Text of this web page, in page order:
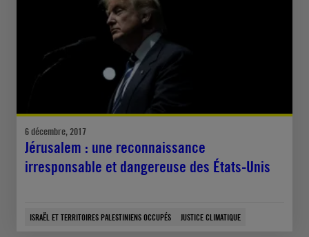
6 décembre, 2017
Jérusalem : une reconnaissance
irresponsable et dangereuse des États-Unis
ISRAËL ET TERRITOIRES PALESTINIENS OCCUPÉS JUSTICE CLIMATIQUE